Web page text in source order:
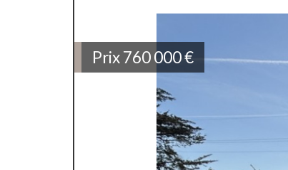
Prix760 000€